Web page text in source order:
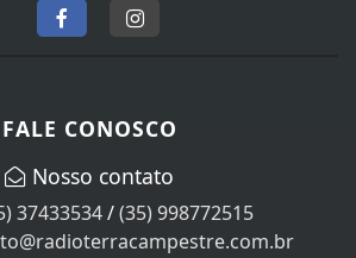
FALE CONOSCO
Nosso contato
37433534/(35) 998772515